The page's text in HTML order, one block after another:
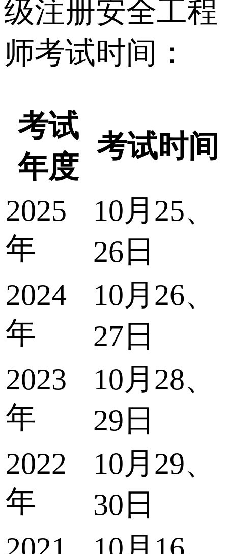
级注册安全工程
师考试时间：
考试
年度
考试时间
2025
年
10月25、
26日
2024
年
10月26、
27日
2023
年
10月28、
29日
2022
年
10月29、
30日